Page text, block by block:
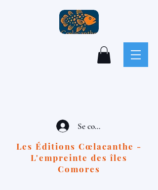
Se connecter
Les Éditions Cœlacanthe -
L'empreinte des îles
Comores